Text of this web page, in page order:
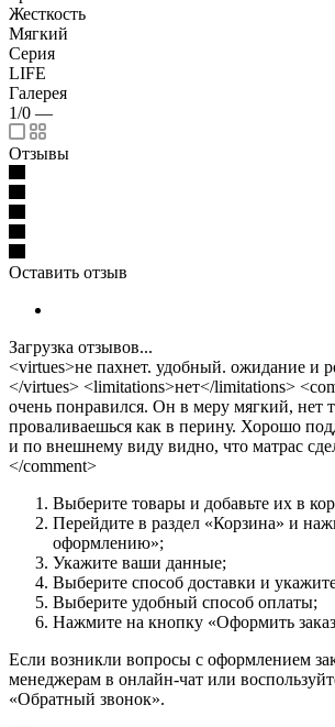
Жесткость
Мягкий
Серия
LIFE
Галерея
1/0 —
Отзывы
Оставить отзыв
Загрузка отзывов...
<virtues>не пахнет. удобный. ожидание и
</virtues> <limitations>нет</limitations>
очень понравился. Он в меру мягкий, нет
проваливаешься как в перину. Хорошо
и по внешнему виду видно, что матрас
</comment>
Выберите товары и добавьте их в
Перейдите в раздел «Корзина» и
оформлению»;
Укажите ваши данные;
Выберите способ доставки и
Выберите удобный способ оплаты;
Нажмите на кнопку «Оформить
Если возникли вопросы с оформлением
менеджерам в онлайн-чат или
«Обратный звонок».